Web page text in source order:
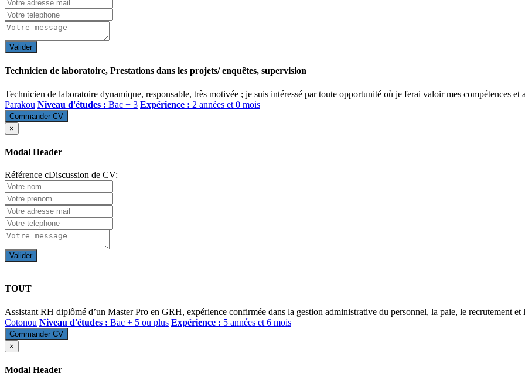
Valider
Technicien de laboratoire, Prestations dans les projets/ enquêtes, supervision
Technicien de laboratoire dynamique, responsable, très motivée ; je suis intéressé par toute opportunité où je ferai valoir mes compétences et
Parakou Niveau d'études : Bac + 3 Expérience : 2 années et 0 mois
Commander CV
×
Modal Header
Référence cDiscussion de CV:
Valider
TOUT
Assistant RH diplômé d’un Master Pro en GRH, expérience confirmée dans la gestion administrative du personnel, la paie, le recrutement
Cotonou Niveau d'études : Bac + 5 ou plus Expérience : 5 années et 6 mois
Commander CV
×
Modal Header